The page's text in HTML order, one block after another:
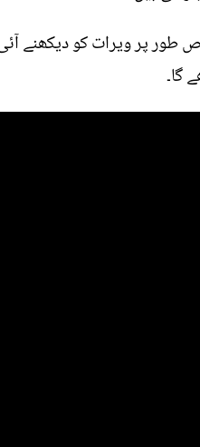
طور پر ویرات کو دیکھنے
گا۔